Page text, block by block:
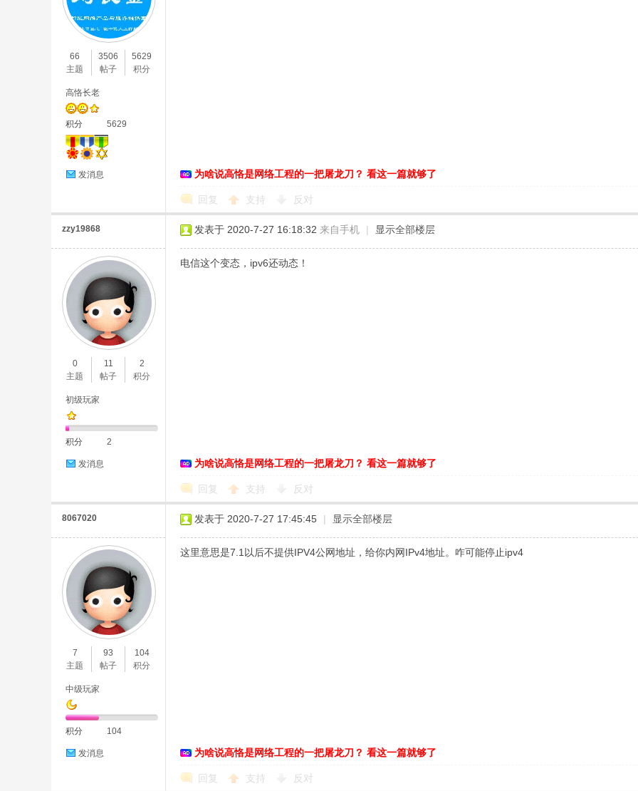
66
主题
3506
帖子
5629
积分
高恪长老
积分 5629
发消息 为啥说高恪是网络工程的一把屠龙刀？ 看这一篇就够了
回复 支持 反对
zzy19868
0
主题
11
帖子
2
积分
初级玩家
积分 2
发消息
发表于 2020-7-27 16:18:32 来自手机 | 显示全部楼层
电信这个变态，ipv6还动态！
为啥说高恪是网络工程的一把屠龙刀？ 看这一篇就够了
回复 支持 反对
8067020
7
主题
93
帖子
104
积分
中级玩家
积分 104
发消息
发表于 2020-7-27 17:45:45 | 显示全部楼层
这里意思是7.1以后不提供IPV4公网地址，给你内网IPv4地址。咋可能停止ipv4
为啥说高恪是网络工程的一把屠龙刀？ 看这一篇就够了
回复 支持 反对